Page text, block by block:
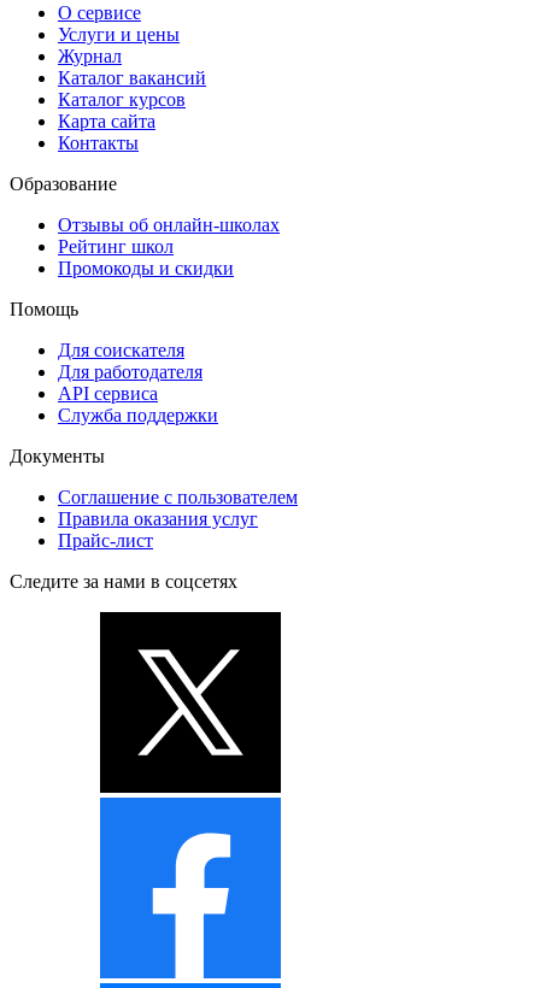
О сервисе
Услуги и цены
Журнал
Каталог вакансий
Каталог курсов
Карта сайта
Контакты
Образование
Отзывы об онлайн-школах
Рейтинг школ
Промокоды и скидки
Помощь
Для соискателя
Для работодателя
API сервиса
Служба поддержки
Документы
Соглашение с пользователем
Правила оказания услуг
Прайс-лист
Следите за нами в соцсетях